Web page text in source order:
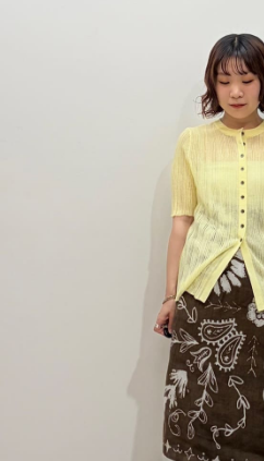
STORE BRAND・LABELから探す